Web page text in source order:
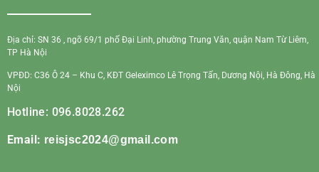
Địa chỉ: SN 36 , ngõ 69/1 phố Đại Linh, phường Trung Văn, quận Nam Từ Liêm,
TP Hà Nội
VPĐD: C36 Ô 24 – Khu C, KĐT Geleximco Lê Trọng Tấn, Dương Nội, Hà Đông, Hà
Nội
Hotline: 096.8028.262
Email: reisjsc2024@gmail.com